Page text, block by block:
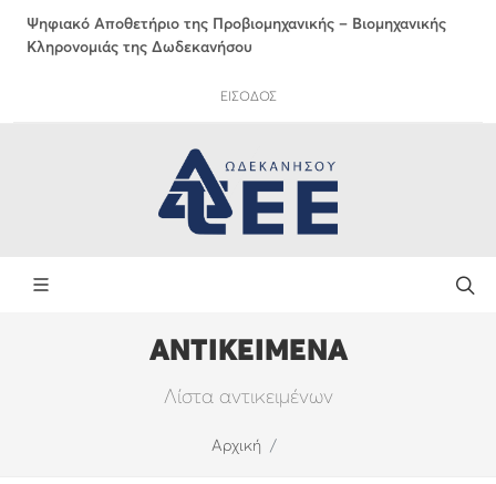
Ψηφιακό Αποθετήριο της Προβιομηχανικής – Βιομηχανικής
Κληρονομιάς της Δωδεκανήσου
ΕΙΣΟΔΟΣ
ΑΝΤΙΚΕΙΜΕΝΑ
Λίστα αντικειμένων
Αρχική